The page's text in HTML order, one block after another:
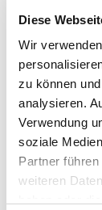
Diese
Wir
zu können
analysieren.
Verwendung
soziale
Partner
weiteren
Number
local
(only for
in
2200
Contact: